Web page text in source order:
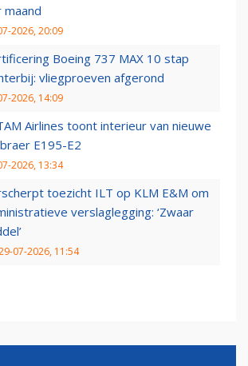
maand
2026, 20:09
Boeing 737 MAX 10 stap
vliegproeven afgerond
2026, 14:09
Airlines toont interieur van nieuwe
E195-E2
2026, 13:34
toezicht ILT op KLM E&M om
verslaglegging: ‘Zwaar
07-2026, 11:54